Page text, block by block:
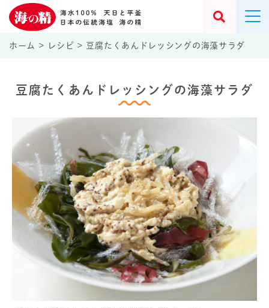
ホーム > レシピ > 豆腐たくあんドレッシングの海藻サラダ
豆腐たくあんドレッシングの海藻サラダ